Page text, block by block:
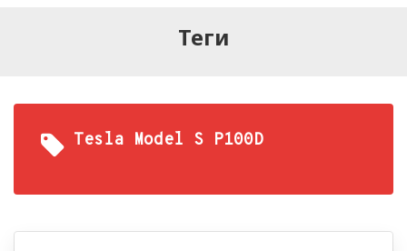
Теги
Tesla Model S P100D